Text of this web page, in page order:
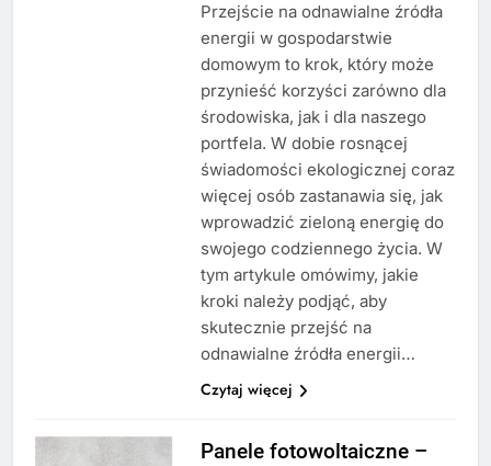
Przejście na odnawialne źródła
energii w gospodarstwie
domowym to krok, który może
przynieść korzyści zarówno dla
środowiska, jak i dla naszego
portfela. W dobie rosnącej
świadomości ekologicznej coraz
więcej osób zastanawia się, jak
wprowadzić zieloną energię do
swojego codziennego życia. W
tym artykule omówimy, jakie
kroki należy podjąć, aby
skutecznie przejść na
odnawialne źródła energii…
Czytaj więcej
Panele fotowoltaiczne –